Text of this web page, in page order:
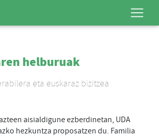
helburuak
eta euskaraz bizitzea
aisialdigune ezberdinetan, UDA
hezkuntza proposatzen du. Familia